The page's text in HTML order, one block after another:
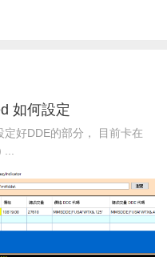
如何設定
好DDE的部分， 目前卡在
...